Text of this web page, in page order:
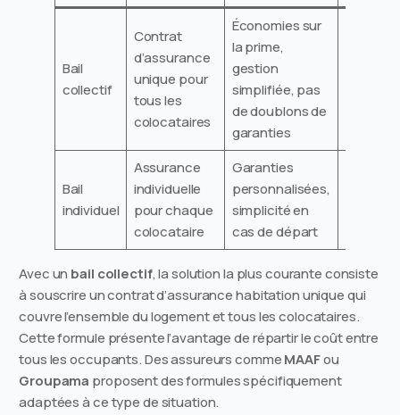
Bail
collectif
Contrat
d’assurance
unique pour
tous les
colocataires
Économies sur
la prime,
gestion
simplifiée, pas
de doublons de
garanties
Bail
individuel
Assurance
individuelle
pour chaque
colocataire
Garanties
personnalisées,
simplicité en
cas de départ
Avec un bail collectif, la solution la plus courante consiste
à souscrire un contrat d’assurance habitation unique qui
couvre l’ensemble du logement et tous les colocataires.
Cette formule présente l’avantage de répartir le coût entre
tous les occupants. Des assureurs commeMAAFou
Groupama proposent des formules spécifiquement
adaptées à ce type de situation.